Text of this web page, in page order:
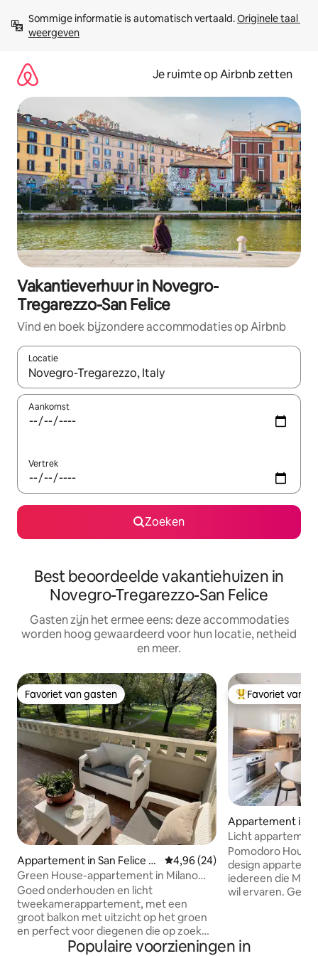
direct
naar
Sommige informatie is automatisch vertaald. Originele taal
weergeven
Je ruimte op Airbnb zetten
Vakantieverhuur in Novegro-
Tregarezzo-San Felice
Vind en boek bijzondere accommodaties op Airbnb
Locatie
Wanneer er suggesties beschikbaar zijn, maak je een keuze
Aankomst
Vertrek
Zoeken
Best beoordeelde vakantiehuizen in
Novegro-Tregarezzo-San Felice
Gasten zijn het ermee eens: deze accommodaties
worden hoog gewaardeerd voor hun locatie, netheid
en meer.
Favoriet van gasten
Favoriet van gasten
Appartement in San Felice S
egrate
Gemiddelde beoordeling van
4,96 (24)
Green House-appartement in Milano
San Felice
Goed onderhouden en licht
tweekamerappartement, met een
groot balkon met uitzicht op het groen
en perfect voor diegenen die op zoek
zijn naar rust en comfort op slechts
Topfavoriet van
Favoriet van
Appartement in
Licht
Unipol Dome,
Pomodoro
design
iedereen die
wil ervaren. Gelegen in een rustige
de Fabrique, het
Populaire voorzieningen in